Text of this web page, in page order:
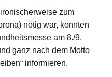
zum
nötig war, konnten
am 8./9.
ganz nach dem Motto
informieren.